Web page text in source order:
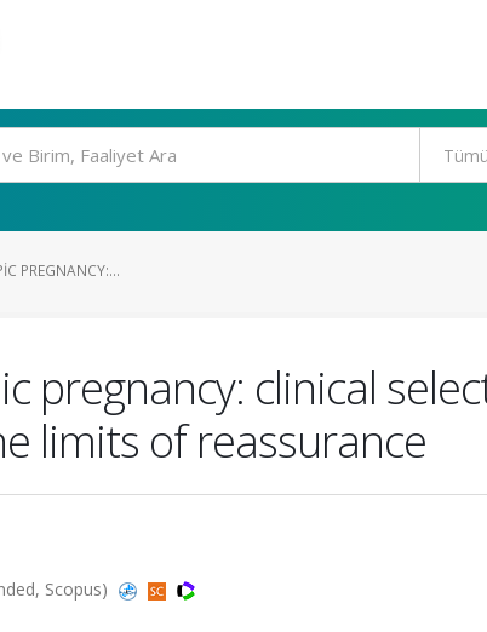
PREGNANCY:...
pregnancy: clinical
limits of reassurance
Scopus)